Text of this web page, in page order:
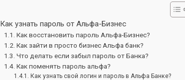
Как узнать пароль от Альфа-Бизнес
Как восстановить пароль Альфа-Бизнес?
Как зайти в просто бизнес Альфа банк?
Что делать если забыл пароль от Банка?
Как поменять пароль альфа?
Как узнать свой логин и пароль в Альфа Банке?